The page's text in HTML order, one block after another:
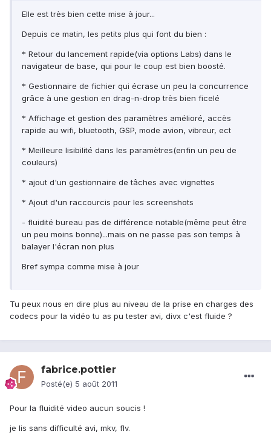
Elle est très bien cette mise à jour...
Depuis ce matin, les petits plus qui font du bien :
* Retour du lancement rapide(via options Labs) dans le
navigateur de base, qui pour le coup est bien boosté.
* Gestionnaire de fichier qui écrase un peu la concurrence
grâce à une gestion en drag-n-drop très bien ficelé
* Affichage et gestion des paramètres amélioré, accès
rapide au wifi, bluetooth, GSP, mode avion, vibreur, ect
* Meilleure lisibilité dans les paramètres(enfin un peu de
couleurs)
* ajout d'un gestionnaire de tâches avec vignettes
* Ajout d'un raccourcis pour les screenshots
- fluidité bureau pas de différence notable(même peut être
un peu moins bonne)...mais on ne passe pas son temps à
balayer l'écran non plus
Bref sympa comme mise à jour
Tu peux nous en dire plus au niveau de la prise en charges des
codecs pour la vidéo tu as pu tester avi, divx c'est fluide ?
fabrice.pottier
Posté(e) 5 août 2011
Pour la fluidité video aucun soucis !
je lis sans difficulté avi, mkv, flv.